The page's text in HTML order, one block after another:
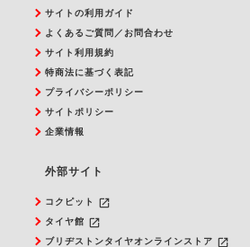
サイトの利用ガイド
よくあるご質問／お問合わせ
サイト利用規約
特商法に基づく表記
プライバシーポリシー
サイトポリシー
企業情報
外部サイト
コクピット launch
タイヤ館 launch
ブリヂストンタイヤオンラインストア launch